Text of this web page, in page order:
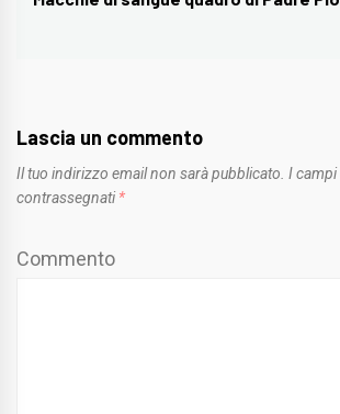
Lascia un commento
Il tuo indirizzo email non sarà pubblicato. I
contrassegnati *
Commento